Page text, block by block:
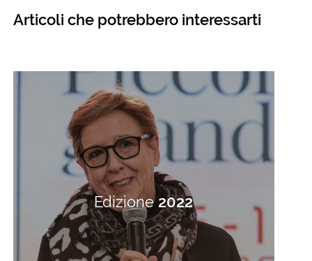
Articoli che potrebbero interessarti
Edizione2022